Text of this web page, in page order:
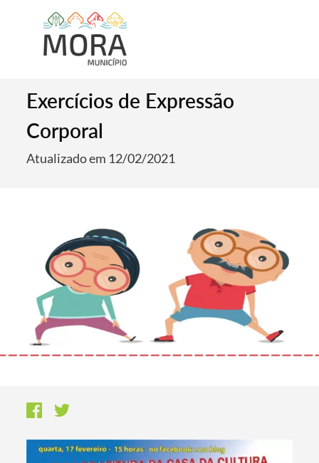
Exercícios de Expressão
Corporal
Atualizado em 12/02/2021